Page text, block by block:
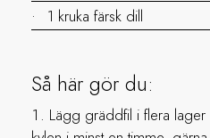
1 kruka färsk dill
Så här gör du:
Lägg gräddfil i flera lager